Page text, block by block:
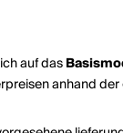
auf das
anhand